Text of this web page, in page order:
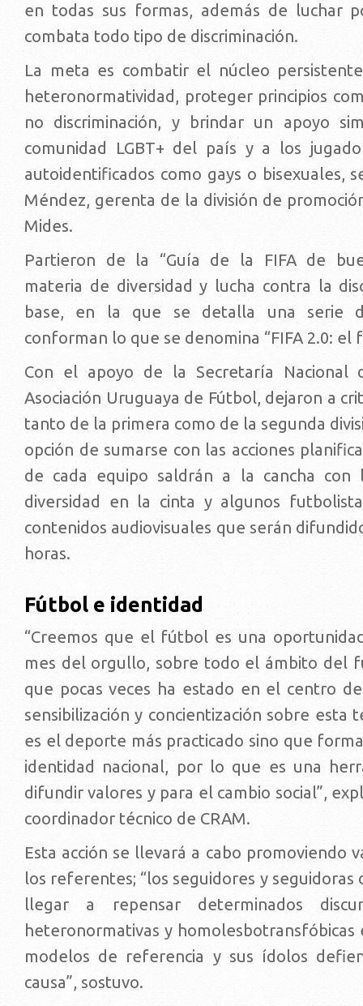
en todas sus formas, además de luchar
combata todo tipo de discriminación.
La meta es combatir el núcleo
heteronormatividad, proteger principios
no discriminación, y brindar un apoyo
comunidad LGBT+ del país y a los
autoidentificados como gays o bisexuales,
Méndez, gerenta de la división de
Mides.
Partieron de la “Guía de la FIFA de
materia de diversidad y lucha contra la
base, en la que se detalla una serie
conforman lo que se denomina “FIFA 2.0:
Con el apoyo de la Secretaría
Asociación Uruguaya de Fútbol, dejaron a
tanto de la primera como de la segunda
opción de sumarse con las acciones
de cada equipo saldrán a la cancha con
diversidad en la cinta y algunos
contenidos audiovisuales que serán
horas.
Fútbol e identidad
“Creemos que el fútbol es una
mes del orgullo, sobre todo el ámbito del
que pocas veces ha estado en el centro
sensibilización y concientización sobre esta
es el deporte más practicado sino que
identidad nacional, por lo que es una
difundir valores y para el cambio social”,
coordinador técnico de CRAM.
Esta acción se llevará a cabo promoviendo
los referentes; “los seguidores y
llegar a repensar determinados
heteronormativas y homolesbotransfóbicas
modelos de referencia y sus ídolos
causa”, sostuvo.